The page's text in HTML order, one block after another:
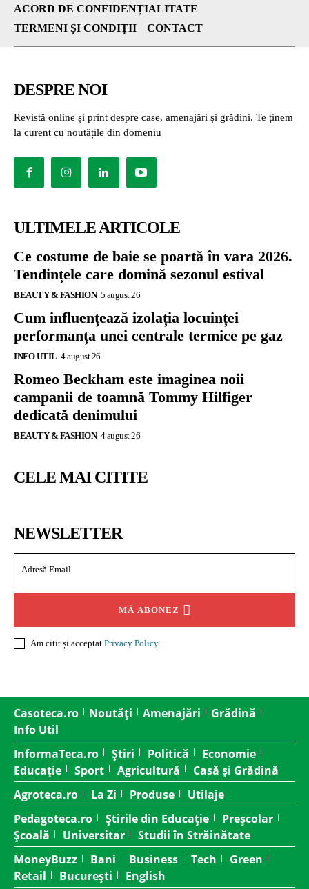
ACORD DE CONFIDENȚIALITATE
TERMENI ȘI CONDIȚII
CONTACT
DESPRE NOI
Revistă online și print despre case, amenajări și grădini. Te ținem
la curent cu noutățile din domeniu
ULTIMELE ARTICOLE
Ce costume de baie se poartă în vara 2026.
Tendințele care domină sezonul estival
BEAUTY & FASHION 5 august 26
Cum influențează izolația locuinței
performanța unei centrale termice pe gaz
INFO UTIL 4 august 26
Romeo Beckham este imaginea noii
campanii de toamnă Tommy Hilfiger
dedicată denimului
BEAUTY & FASHION 4 august 26
CELE MAI CITITE
NEWSLETTER
MĂ ABONEZ
Am citit și acceptat Privacy Policy.
Casoteca.ro Noutăți Amenajări
Grădină
Info Util
InformaTeca.ro
Știri Politică
Economie
Educație
Sport Agricultură
Casă și Grădină
Agroteca.ro
La Zi Produse
Utilaje
Pedagoteca.ro
Știrile din Educație
Preșcolar
Școală
Universitar
Studii în Străinătate
MoneyBuzz
Bani Business Tech
Green
Retail
București English